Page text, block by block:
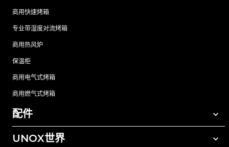
商用快速烤箱
专业带湿度对流烤箱
商用热风炉
保温柜
商用电气式烤箱
商用燃气式烤箱
配件
所有配件
UNOX世界